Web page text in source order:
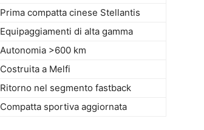
Prima compatta cinese Stellantis
Equipaggiamenti di alta gamma
Autonomia >600 km
Costruita a Melfi
Ritorno nel segmento fastback
Compatta sportiva aggiornata